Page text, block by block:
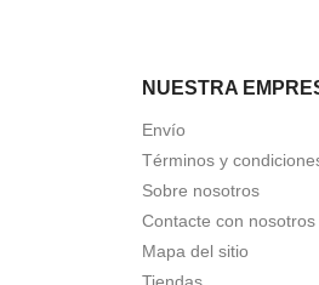
NUESTRA
Envío
Términos y
Sobre nosotros
Contacte con nosotros
Mapa del sitio